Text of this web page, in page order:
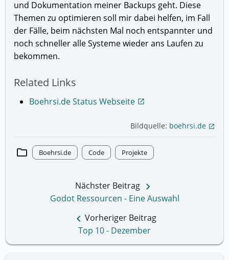
und Dokumentation meiner Backups geht. Diese
Themen zu optimieren soll mir dabei helfen, im Fall
der Fälle, beim nächsten Mal noch entspannter und
noch schneller alle Systeme wieder ans Laufen zu
bekommen.
Related Links
Boehrsi.de Status Webseite open_in_new
Bildquelle: boehrsi.de open_in_new
folder Boehrsi.de Code Projekte
keyboard_arrow_left Vorheriger Beitrag
Top 10 - Dezember
Nächster Beitrag keyboard_arrow_right
Godot Ressourcen - Eine Auswahl